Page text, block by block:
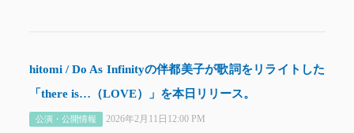
hitomi / Do As Infinityの伴都美子が歌詞をリライトした
「there is…（LOVE）」を本日リリース。
公演・公開情報 2026年2月11日12:00 PM